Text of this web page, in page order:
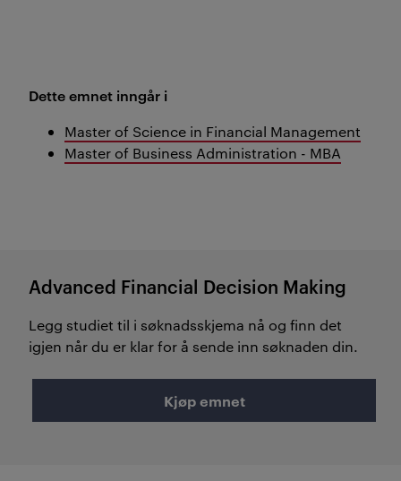
Dette emnet inngår i
Master of Science in Financial Management
Master of Business Administration - MBA
Advanced Financial Decision Making
Legg studiet til i søknadsskjema nå og finn det
igjen når du er klar for å sende inn søknaden din.
Kjøp emnet